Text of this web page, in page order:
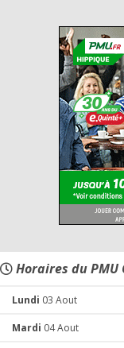
Horaires du PMU
Lundi 03 Aout
Mardi 04 Aout